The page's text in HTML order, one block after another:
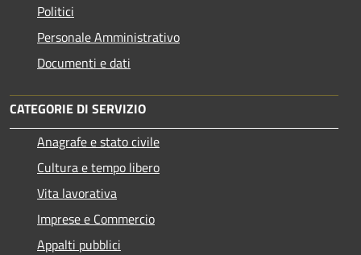
Politici
Personale Amministrativo
Documenti e dati
CATEGORIE DI SERVIZIO
Anagrafe e stato civile
Cultura e tempo libero
Vita lavorativa
Imprese e Commercio
Appalti pubblici